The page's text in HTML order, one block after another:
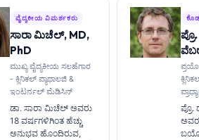
ವೈದ್ಯಕೀಯ ವಿಮರ್ಶಕರು
ಸಾರಾ ಮಿಚೆಲ್, MD,
PhD
ಮುಖ್ಯ ವೈದ್ಯಕೀಯ ಸಲಹೆಗಾರ
- ಕ್ಲಿನಿಕಲ್ ಪ್ಯಾಥಾಲಜಿ &
ಇಂಟರ್ನಲ್ ಮೆಡಿಸಿನ್
ಡಾ. ಸಾರಾ ಮಿಚೆಲ್ ಅವರು
18 ವರ್ಷಗಳಿಗಿಂತ ಹೆಚ್ಚು
ಅನುಭವ ಹೊಂದಿರುವ,